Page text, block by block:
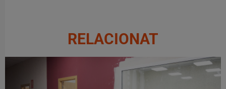
RELACIONAT